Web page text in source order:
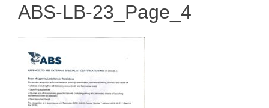
ABS-LB-23_Page_4